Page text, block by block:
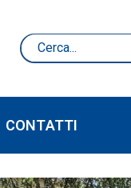
CONTATTI